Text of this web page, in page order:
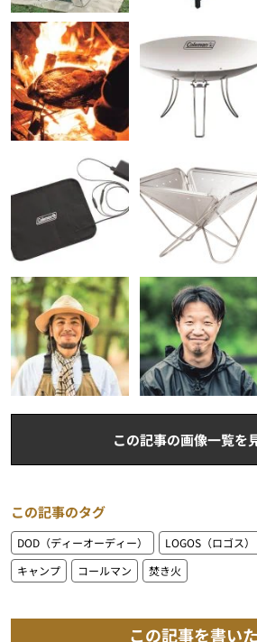
この記事の画像一覧を
この記事のタグ
DOD（ディーオーディー） LOGOS（ロゴス）
キャンプ
コールマン 焚き火
この記事を書い